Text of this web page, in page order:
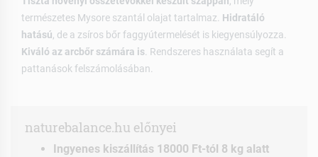
természetes Mysore szantál olajat tartalmaz. Hidratáló
hatású , de a zsíros bőr faggyútermelését is kiegyensúlyozza.
Kiváló az arcbőr számára is . Rendszeres használata segít a
pattanások felszámolásában.
naturebalance.hu előnyei
Ingyenes kiszállítás 18000 Ft-tól 8 kg alatt